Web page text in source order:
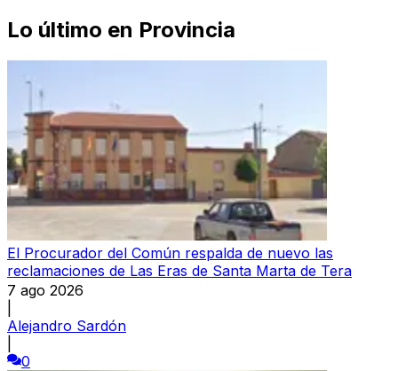
Lo último en Provincia
El Procurador del Común respalda de nuevo las
reclamaciones de Las Eras de Santa Marta de Tera
7 ago 2026
Alejandro Sardón
0